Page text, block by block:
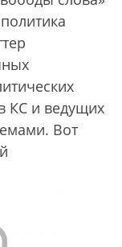
КС и ведущих
Вот